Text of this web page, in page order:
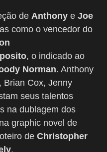
de Anthony e Joe
como o vencedor do
, o indicado ao
Norman. Anthony
Brian Cox, Jenny
seus talentos
na dublagem dos
graphic novel de
de Christopher
.